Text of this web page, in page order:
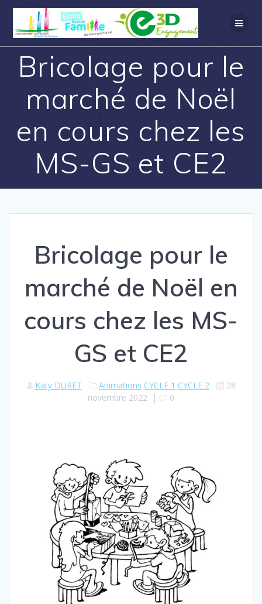
Bricolage pour le
marché de Noël
en cours chez les
MS-GS et CE2
Bricolage pour le
marché de Noël en
cours chez les MS-
GS et CE2
Katy DURET Animations CYCLE 1 CYCLE 2
28
novembre 2022 | 0